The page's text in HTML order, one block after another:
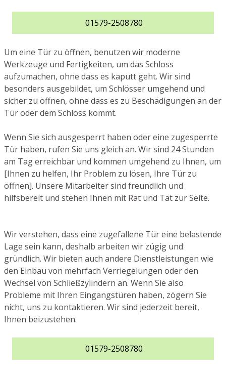
01579-2508780
Um eine Tür zu öffnen, benutzen wir moderne
Werkzeuge und Fertigkeiten, um das Schloss
aufzumachen, ohne dass es kaputt geht. Wir sind
besonders ausgebildet, um Schlösser umgehend und
sicher zu öffnen, ohne dass es zu Beschädigungen an der
Tür oder dem Schloss kommt.
Wenn Sie sich ausgesperrt haben oder eine zugesperrte
Tür haben, rufen Sie uns gleich an. Wir sind 24 Stunden
am Tag erreichbar und kommen umgehend zu Ihnen, um
[Ihnen zu helfen, Ihr Problem zu lösen, Ihre Tür zu
öffnen]. Unsere Mitarbeiter sind freundlich und
hilfsbereit und stehen Ihnen mit Rat und Tat zur Seite.
Wir verstehen, dass eine zugefallene Tür eine belastende
Lage sein kann, deshalb arbeiten wir zügig und
gründlich. Wir bieten auch andere Dienstleistungen wie
den Einbau von mehrfach Verriegelungen oder den
Wechsel von Schließzylindern an. Wenn Sie also
Probleme mit Ihren Eingangstüren haben, zögern Sie
nicht, uns zu kontaktieren. Wir sind jederzeit bereit,
Ihnen beizustehen.
01579-2508780